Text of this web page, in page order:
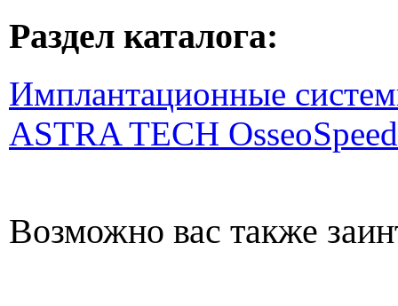
Раздел каталога:
Имплантационные
ASTRA TECH
Возможно вас также